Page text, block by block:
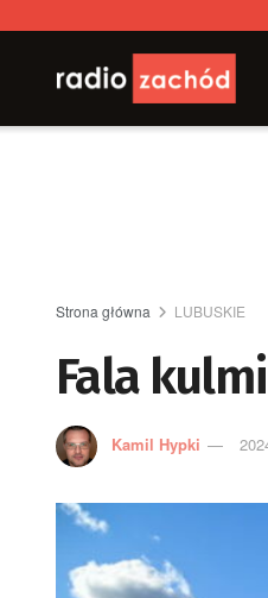
Strona główna LUBUSKIE
Fala
Kamil Hypki